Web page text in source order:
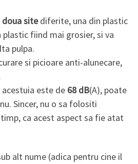
doua sitediferite, una din plastic
plastic fiind mai grosier, si va
pulpa.
si picioare anti-alunecare,
este de 68 dB(A), poate
Sincer, nu o sa folositi
ca acest aspect sa fie atat
alt nume (adica pentru cine il